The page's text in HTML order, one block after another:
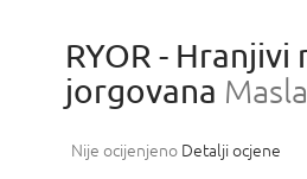
RYOR -
jorgovana
Prosječna
Nije ocijenjeno Detalji ocjene